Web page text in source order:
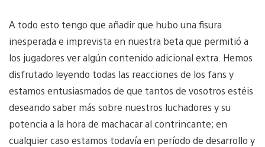
A todo esto tengo que añadir que hubo una fisura
inesperada e imprevista en nuestra beta que permitió a
los jugadores ver algún contenido adicional extra. Hemos
disfrutado leyendo todas las reacciones de los fans y
estamos entusiasmados de que tantos de vosotros estéis
deseando saber más sobre nuestros luchadores y su
potencia a la hora de machacar al contrincante; en
cualquier caso estamos todavía en período de desarrollo y